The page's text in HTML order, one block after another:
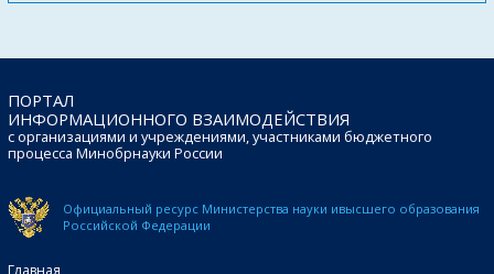
ПОРТАЛ
ИНФОРМАЦИОННОГО ВЗАИМОДЕЙСТВИЯ
с организациями и учреждениями, участниками бюджетного
процесса Минобрнауки России
Официальный ресурс Министерства науки ивысшего образования
Российской Федерации
Главная